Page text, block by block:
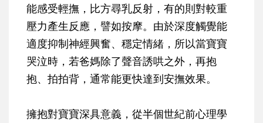
能感受輕撫，比方尋乳反射，有的則對較重
壓力產生反應，譬如按摩。由於深度觸覺能
適度抑制神經興奮、穩定情緒，所以當寶寶
哭泣時，若爸媽除了聲音誘哄之外，再抱
抱、拍拍背，通常能更快達到安撫效果。
擁抱對寶寶深具意義，從半個世紀前心理學